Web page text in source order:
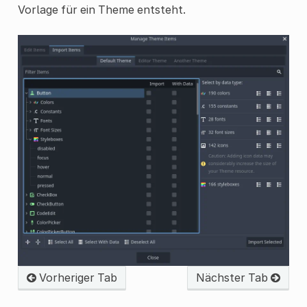
Vorlage für ein Theme entsteht.
Vorheriger Tab Nächster Tab